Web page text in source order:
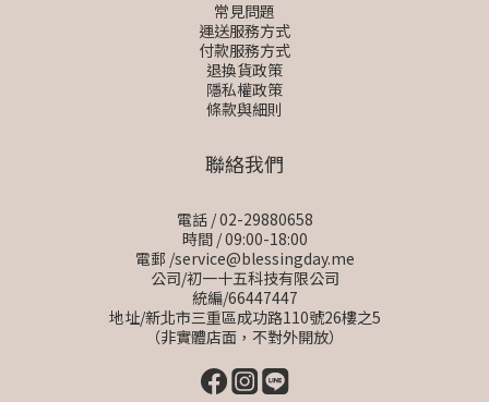
常見問題
運送服務方式
付款服務方式
退換貨政策
隱私權政策
條款與細則
聯絡我們
電話 / 02-29880658
時間 / 09:00-18:00
電郵 /service@blessingday.me
公司/初一十五科技有限公司
統編/66447447
地址/新北市三重區成功路110號26樓之5
（非實體店面，不對外開放）